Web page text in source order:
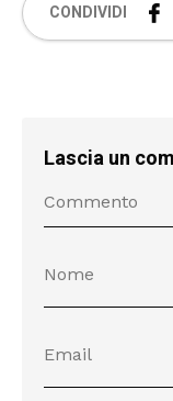
CONDIVIDI
Lascia un